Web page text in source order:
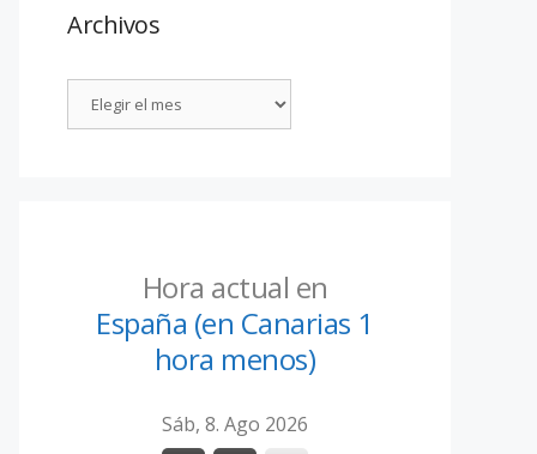
Archivos
Hora actual en
España (en Canarias 1
hora menos)